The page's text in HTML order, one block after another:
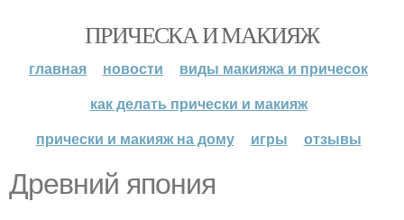
ПРИЧЕСКА И МАКИЯЖ
главная новости
виды макияжа и причесок
как делать прически и макияж
прически и макияж на дому
игры отзывы
Древний япония